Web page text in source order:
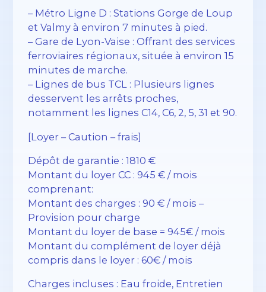
– Métro Ligne D : Stations Gorge de Loup
et Valmy à environ 7 minutes à pied.
– Gare de Lyon-Vaise : Offrant des services
ferroviaires régionaux, située à environ 15
minutes de marche.
– Lignes de bus TCL : Plusieurs lignes
desservent les arrêts proches,
notamment les lignes C14, C6, 2, 5, 31 et 90.
[Loyer – Caution – frais]
Dépôt de garantie : 1810 €
Montant du loyer CC : 945 € / mois
comprenant:
Montant des charges : 90 € / mois –
Provision pour charge
Montant du loyer de base = 945€ / mois
Montant du complément de loyer déjà
compris dans le loyer : 60€ / mois
Charges incluses : Eau froide, Entretien